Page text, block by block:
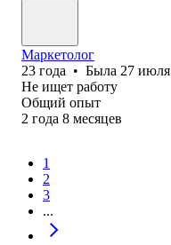
Маркетолог
23 года • Была 27 июля
Не ищет работу
Общий опыт
2 года 8 месяцев
1
2
3
...